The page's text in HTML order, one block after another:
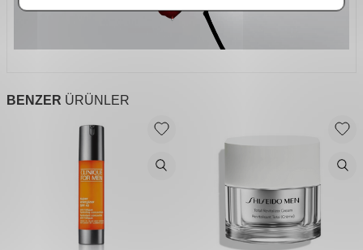
BENZER ÜRÜNLER